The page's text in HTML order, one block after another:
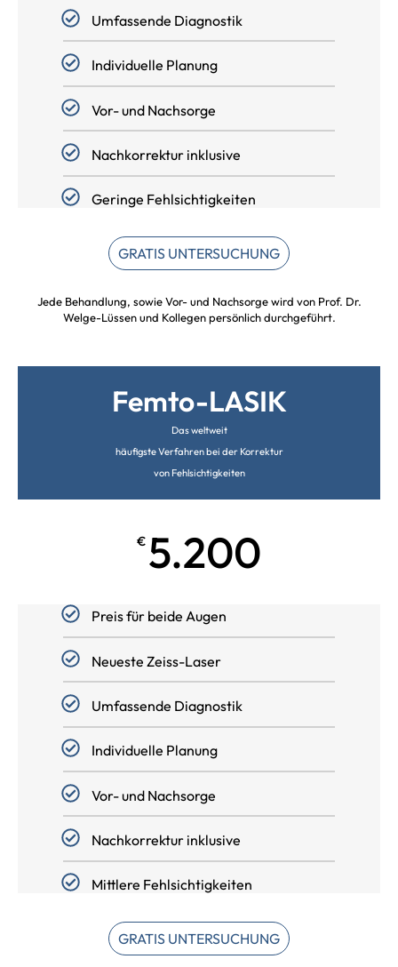
Umfassende Diagnostik
Individuelle Planung
Vor- und Nachsorge
Nachkorrektur inklusive
Geringe Fehlsichtigkeiten
GRATIS UNTERSUCHUNG
Jede Behandlung, sowie Vor- und Nachsorge wird von Prof. Dr.
Welge-Lüssen und Kollegen persönlich durchgeführt.
Femto-LASIK
Das weltweit
häufigste Verfahren bei der Korrektur
von Fehlsichtigkeiten
€ 5.200
Preis für beide Augen
Neueste Zeiss-Laser
Umfassende Diagnostik
Individuelle Planung
Vor- und Nachsorge
Nachkorrektur inklusive
Mittlere Fehlsichtigkeiten
GRATIS UNTERSUCHUNG